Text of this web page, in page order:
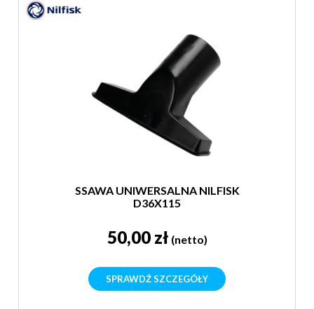
SSAWA UNIWERSALNA NILFISK
D36X115
50,00 zł (netto)
SPRAWDŹ SZCZEGÓŁY